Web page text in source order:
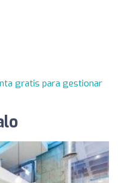
gratis para gestionar